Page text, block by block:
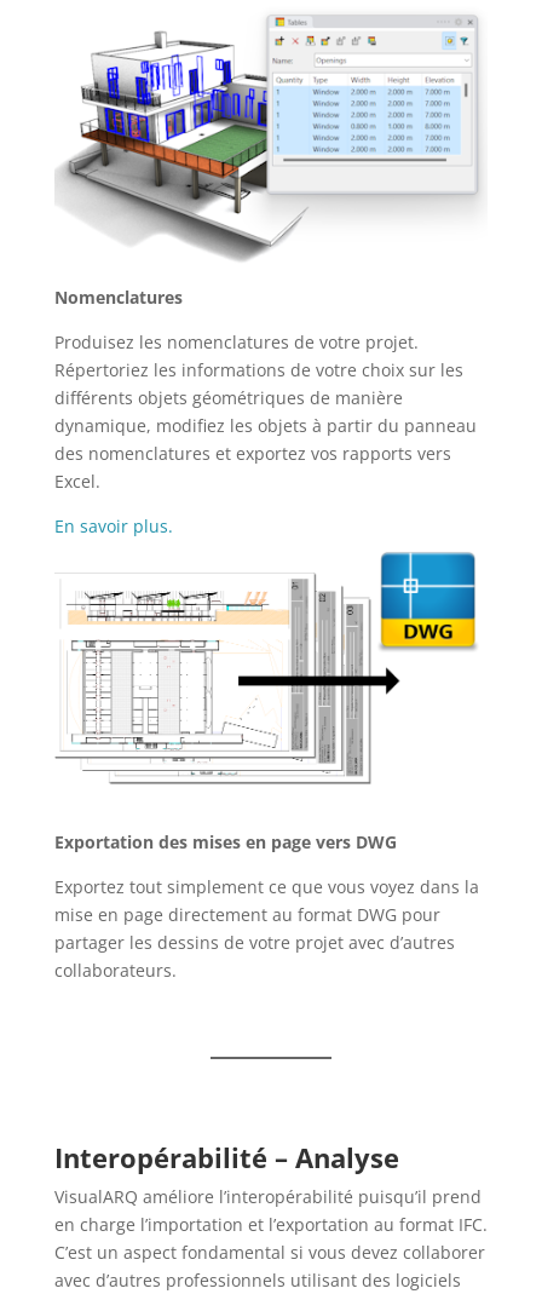
Nomenclatures
Produisez les nomenclatures de votre projet.
Répertoriez les informations de votre choix sur les
différents objets géométriques de manière
dynamique, modifiez les objets à partir du panneau
des nomenclatures et exportez vos rapports vers
Excel.
En savoir plus.
Exportation des mises en page vers DWG
Exportez tout simplement ce que vous voyez dans la
mise en page directement au format DWG pour
partager les dessins de votre projet avec d’autres
collaborateurs.
Interopérabilité – Analyse
VisualARQ améliore l’interopérabilité puisqu’il prend
en charge l’importation et l’exportation au format IFC.
C’est un aspect fondamental si vous devez collaborer
avec d’autres professionnels utilisant des logiciels